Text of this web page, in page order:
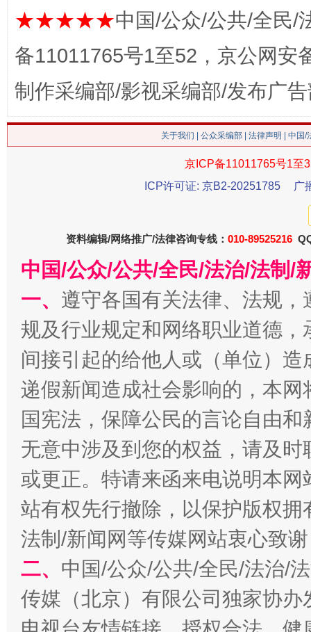
这是一记警钟！ 谢
在谋一域中谋全局
今
习近平的博鳌关键词
魏明亮
生
★★★★★中国/公众/公共/全民/
备11011765号1至52，京公网安
制作采编部/影视采编部/发布广
关于我们 公众采编部 法律声明 | 中国
京ICP备11011765号1至
ICP许可证: 京B2-20251785
广
资料编辑/网络推广/法律咨询专线： 010-89525216
中国/公众/公共/全民/法治/法制/
一、 遵守各国有关法律、法规
规及行业规定和网络职业道德
间接引起的给他人或（单位）
递假新闻造成社会影响的，本
国宪法，保障公民的言论自由
无意中涉及到您的权益，请及
或更正。特请来函来电说明本
站有权先行撤除，以保护版权
法制/新闻网等传媒网站衷心致
二、 中国/公众/公共/全民/法治/
传媒（北京）有限公司独家协